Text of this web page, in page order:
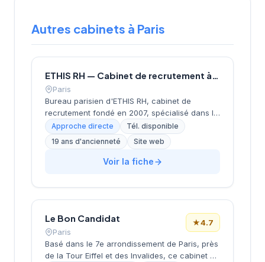
Autres cabinets à Paris
ETHIS RH — Cabinet de recrutement à Paris
Paris
Bureau parisien d'ETHIS RH, cabinet de
recrutement fondé en 2007, spécialisé dans le
conseil en ressources humaines, le
recrutement de cadres et dirigeants, le
coaching et l'outplacement. Situé au 16 rue de
Monceau dans le 8e arrondissement de Paris,
Approche directe
Tél. disponible
19 ans d'ancienneté
Site web
Voir la fiche
Le Bon Candidat
Paris
★4.7
Basé dans le 7e arrondissement de Paris, près
de la Tour Eiffel et des Invalides, ce cabinet de